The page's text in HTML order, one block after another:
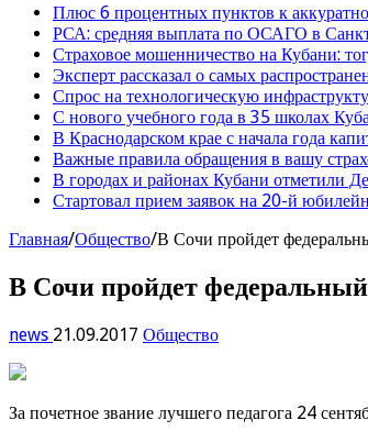
Плюс 6 процентных пунктов к
РСА: средняя выплата по ОСАГО в
Страховое мошенничество на Кубани:
Эксперт рассказал о самых
Спрос на технологическую
С нового учебного года в 35 школах
В Краснодарском крае с начала года
Важные правила обращения в вашу
В городах и районах Кубани отметили
Стартовал прием заявок на 20-й
Главная/Общество/В Сочи пройдет
В Сочи пройдет
news 21.09.2017 Общество
За почетное звание лучшего педагога 24